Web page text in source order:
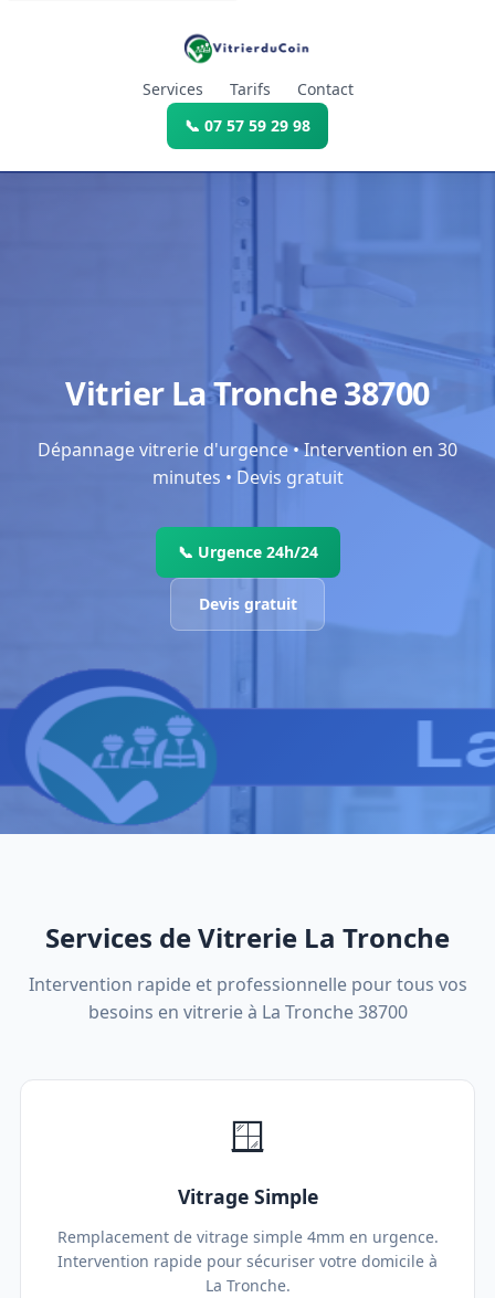
Services Tarifs
Contact
📞 07 57 59 29 98
Vitrier La Tronche 38700
Dépannage vitrerie d'urgence • Intervention en 30
minutes • Devis gratuit
📞 Urgence 24h/24
Devis gratuit
Services de Vitrerie La Tronche
Intervention rapide et professionnelle pour tous vos
besoins en vitrerie à La Tronche 38700
🪟
Vitrage Simple
Remplacement de vitrage simple 4mm en urgence.
Intervention rapide pour sécuriser votre domicile à
La Tronche.